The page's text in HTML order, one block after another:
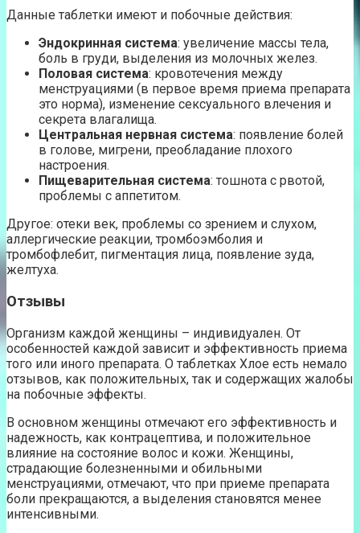
Данные таблетки имеют и побочные действия:
Эндокринная система: увеличение массы тела,
боль в груди, выделения из молочных желез.
Половая система: кровотечения между
менструациями (в первое время приема препарата
это норма), изменение сексуального влечения и
секрета влагалища.
Центральная нервная система: появление болей
в голове, мигрени, преобладание плохого
настроения.
Пищеварительная система: тошнота с рвотой,
проблемы с аппетитом.
Другое: отеки век, проблемы со зрением и слухом,
аллергические реакции, тромбоэмболия и
тромбофлебит, пигментация лица, появление зуда,
желтуха.
Отзывы
Организм каждой женщины – индивидуален. От
особенностей каждой зависит и эффективность приема
того или иного препарата. О таблетках Хлое есть немало
отзывов, как положительных, так и содержащих жалобы
на побочные эффекты.
В основном женщины отмечают его эффективность и
надежность, как контрацептива, и положительное
влияние на состояние волос и кожи. Женщины,
страдающие болезненными и обильными
менструациями, отмечают, что при приеме препарата
боли прекращаются, а выделения становятся менее
интенсивными.